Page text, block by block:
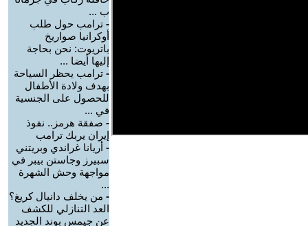
ب ...
- ترامب حول طلب
أوكرانيا صواريخ
باتريوت: نحن بحاجة
إليها أيضا ...
- ترامب يحظر السياحة
بهدف ولادة الأطفال
للحصول على الجنسية
في ...
- صفقة هرمز.. نفوذ
إيران يربك ترامب
- أريانا غراندي وبريتني
سبيرز وجاستن بيبر في
مواجهة وحش الشهرة
...
- من يخلف دانيال كريغ؟
العد التنازلي للكشف
عن جيمس بوند الجديد